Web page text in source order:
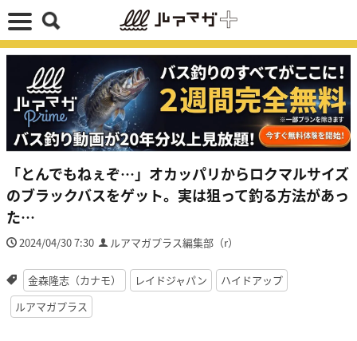
「とんでもねぇぞ…」オカッパリからロクマルサイズ
のブラックバスをゲット。実は狙って釣る方法があっ
た…
2024/04/30 7:30 ルアマガプラス編集部（r）
金森隆志（カナモ） レイドジャパン
ハイドアップ
ルアマガプラス